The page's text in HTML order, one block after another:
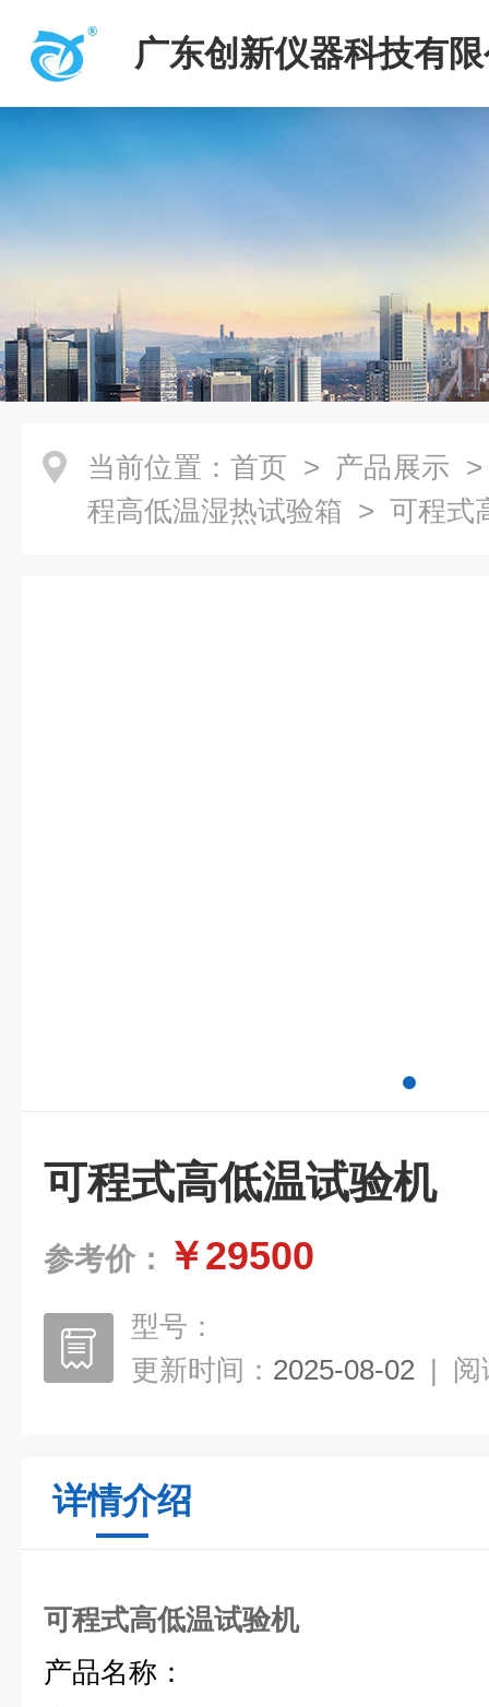
广东创新仪器科技有
当前位置： 首页 > 产品展示
程高低温湿热试验箱 > 可程式
可程式高低温试验机
参考价： ￥29500
型号：
更新时间： 2025-08-02 | 阅
详情介绍
可程式高低温试验机
产品名称：